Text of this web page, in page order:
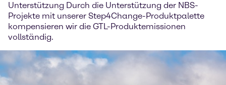
Unterstützung Durch die Unterstützung der NBS-
Projekte mit unserer Step4Change-Produktpalette
kompensieren wir die GTL-Produktemissionen
vollständig.